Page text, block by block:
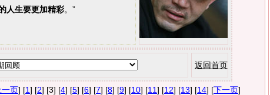
人生要更加精彩。”
返回首页
一页] [1] [2] [3] [4] [5] [6] [7] [8] [9] [10] [11] [12] [13] [14] [下一页]